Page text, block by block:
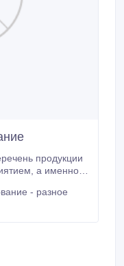
продукции
именно
- разное